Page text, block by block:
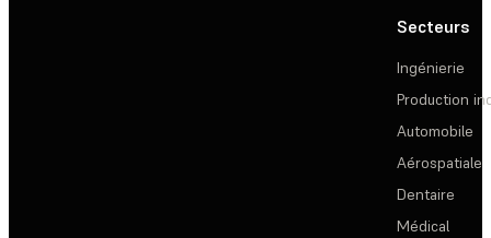
Secteurs
Ingénierie
Production
Automobile
Aérospatiale
Dentaire
Médical